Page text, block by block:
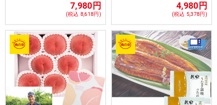
7,980円
(税込 8,618円)
4,980円
(税込 5,378円)